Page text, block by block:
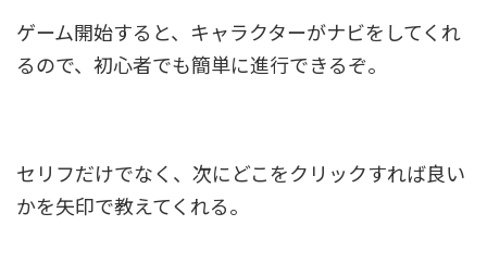
ゲーム開始すると、キャラクターがナビをしてくれ
るので、初心者でも簡単に進行できるぞ。
セリフだけでなく、次にどこをクリックすれば良い
かを矢印で教えてくれる。